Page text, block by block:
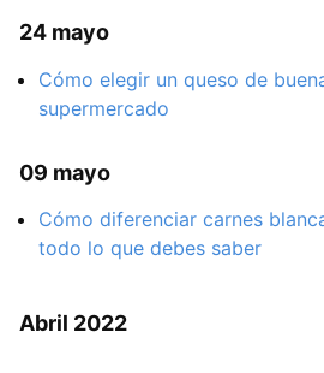
24 mayo
Cómo elegir un queso de
supermercado
09 mayo
Cómo diferenciar carnes
todo lo que debes saber
Abril 2022